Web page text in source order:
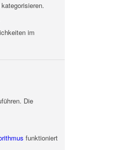
im
Die
funktioniert